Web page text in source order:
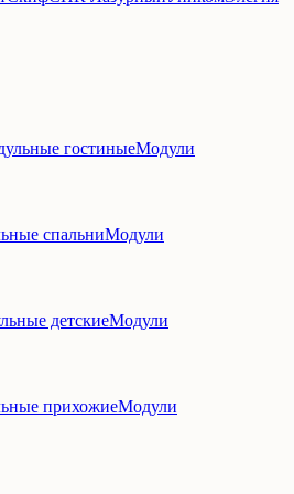
гостиныеМодули
спальниМодули
детскиеМодули
прихожиеМодули